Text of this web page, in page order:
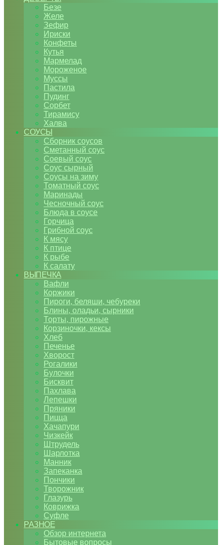
Безе
Желе
Зефир
Ириски
Конфеты
Кутья
Мармелад
Мороженое
Муссы
Пастила
Пудинг
Сорбет
Тирамису
Халва
СОУСЫ
Сборник соусов
Сметанный соус
Соевый соус
Соус сырный
Соусы на зиму
Томатный соус
Маринады
Чесночный соус
Блюда в соусе
Горчица
Грибной соус
К мясу
К птице
К рыбе
К салату
ВЫПЕЧКА
Вафли
Коржики
Пироги, беляши, чебуреки
Блины, оладьи, сырники
Торты, пирожные
Корзиночки, кексы
Хлеб
Печенье
Хворост
Рогалики
Булочки
Бисквит
Пахлава
Лепешки
Пряники
Пицца
Хачапури
Чизкейк
Штрудель
Шарлотка
Манник
Запеканка
Пончики
Творожник
Глазурь
Коврижка
Суфле
РАЗНОЕ
Обзор интернета
Бытовые вопросы